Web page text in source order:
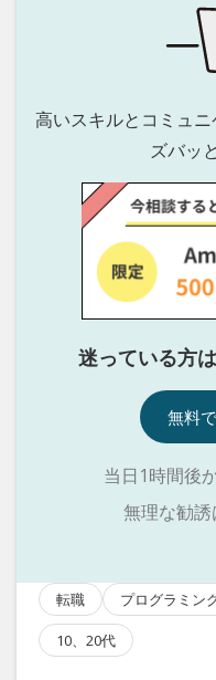
高いスキルとコミュ
ズバッ
迷っている方
無料
当日1時間後
無理な勧誘
転職 プログラミン
10、20代